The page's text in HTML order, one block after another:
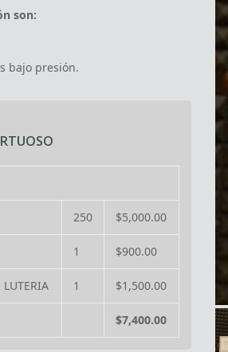
1 $900.00
1 $1,500.00
$7,400.00